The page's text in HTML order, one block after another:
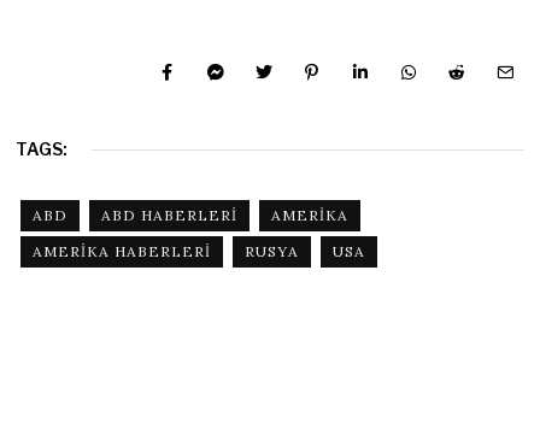
TAGS:
ABD ABD HABERLERI
AMERIKA
AMERIKA HABERLERI
RUSYA USA